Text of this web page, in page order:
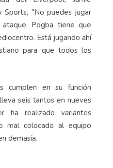
Sports, "No puedes jugar
Pogba tiene que
Está jugando ahí
para que todos los
cumplen en su función
seis tantos en nueves
ha realizado variantes
mal colocado al equipo
demasía.